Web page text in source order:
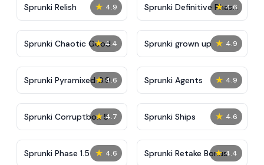
★ 4.9
Sprunki Relish ★ 4.6
Sprunki Definitive Phase
7
★ 4.4
Sprunki Chaotic Good ★ 4.9
Sprunki grown up
★ 4.6
Sprunki Pyramixed 0.9 ★ 4.9
Sprunki Agents
★ 4.7
Sprunki Corruptbox 5 ★ 4.6
Sprunki Ships
★ 4.6
Sprunki Phase 1.5 ★ 4.4
Sprunki Retake Bonus